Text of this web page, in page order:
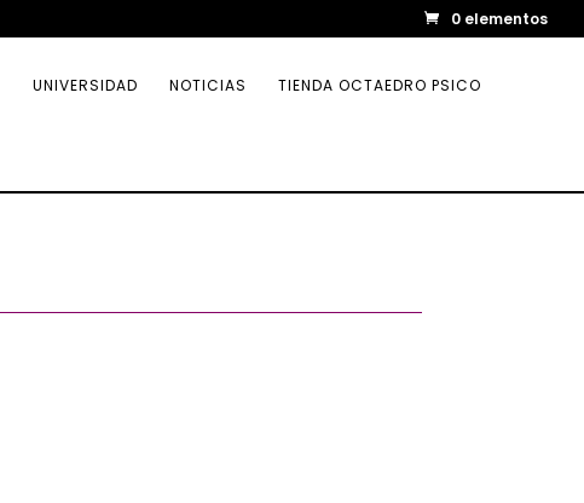
0 elementos
UNIVERSIDAD NOTICIAS TIENDA OCTAEDRO PSICO